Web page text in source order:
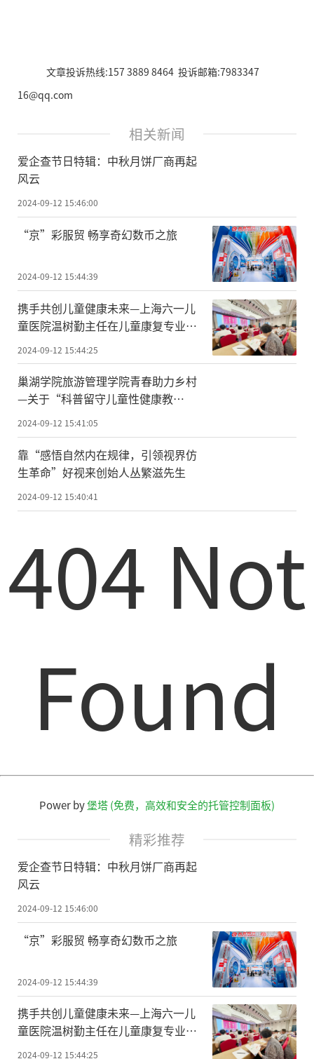
文章投诉热线:157 3889 8464 投诉邮箱:7983347
16@qq.com
相关新闻
爱企查节日特辑：中秋月饼厂商再起
风云
2024-09-12 15:46:00
“京”彩服贸 畅享奇幻数币之旅
2024-09-12 15:44:39
携手共创儿童健康未来—上海六一儿
童医院温树勤主任在儿童康复专业委
2024-09-12 15:44:25
巢湖学院旅游管理学院青春助力乡村
—关于“科普留守儿童性健康教
育”的项目研究团队定远之行圆满成
功
2024-09-12 15:41:05
靠“感悟自然内在规律，引领视界仿
生革命”好视来创始人丛繁滋先生
2024-09-12 15:40:41
404 Not
Found
Power by堡塔 (免费，高效和安全的托管控制面板)
精彩推荐
爱企查节日特辑：中秋月饼厂商再起
风云
2024-09-12 15:46:00
“京”彩服贸 畅享奇幻数币之旅
2024-09-12 15:44:39
携手共创儿童健康未来—上海六一儿
童医院温树勤主任在儿童康复专业委
员会第三届学术年会发表重要演讲！
2024-09-12 15:44:25